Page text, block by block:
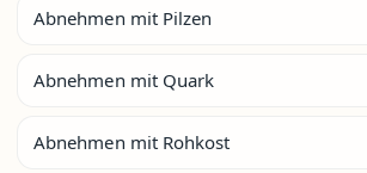
Abnehmen mit Pilzen
Abnehmen mit Quark
Abnehmen mit Rohkost